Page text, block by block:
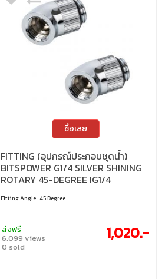
ซื้อเลย
FITTING (อุปกรณ์ประกอบชุดน้ำ)
BITSPOWER G1/4 SILVER SHINING
ROTARY 45-DEGREE IG1/4
Fitting Angle : 45 Degree
ส่งฟรี
6,099 views
0 sold
1,020.-